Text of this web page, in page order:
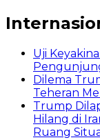
Uji
Dilema
Teheran
Trump
Hilang di
Ruang